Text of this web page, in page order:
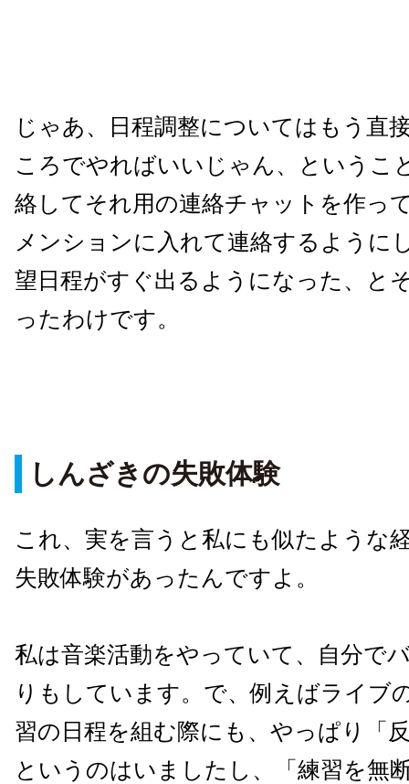
じゃあ、日程調整についてはもう直
ころでやればいいじゃん、というこ
絡してそれ用の連絡チャットを作っ
メンションに入れて連絡するように
望日程がすぐ出るようになった、と
ったわけです。
しんざきの失敗体験
これ、実を言うと私にも似たような
失敗体験があったんですよ。
私は音楽活動をやっていて、自分で
りもしています。で、例えばライブ
習の日程を組む際にも、やっぱり「
というのはいましたし、「練習を無